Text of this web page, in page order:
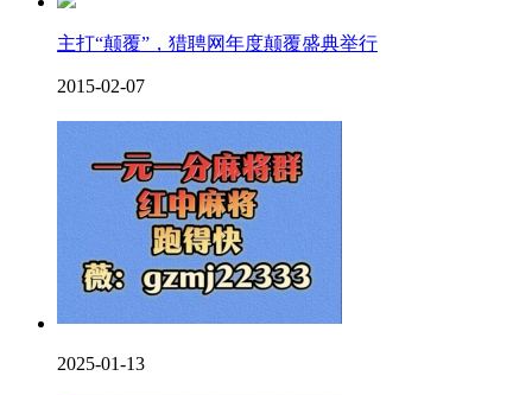
主打“颠覆”，猎聘网年度颠覆盛典举行
2015-02-07
2025-01-13